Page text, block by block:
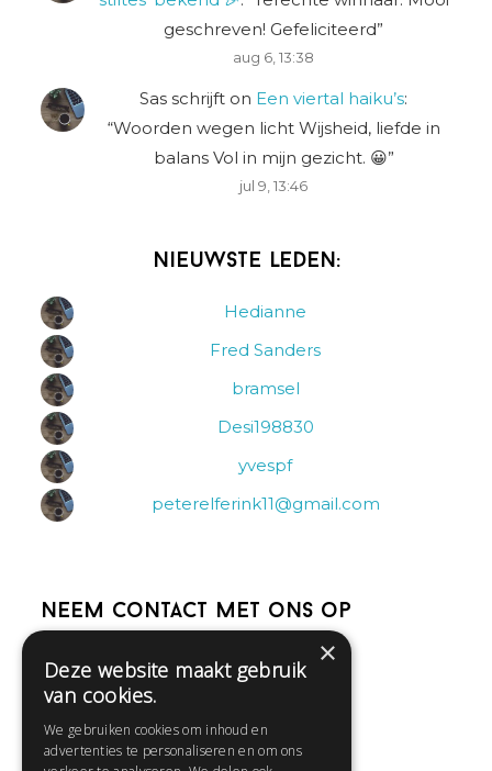
geschreven! Gefeliciteerd”
aug 6, 13:38
Sas schrijft on Een viertal haiku’s:
“Woorden wegen licht Wijsheid, liefde in
balans Vol in mijn gezicht. 😀”
jul 9, 13:46
Nieuwste leden:
Hedianne
Fred Sanders
bramsel
Desi198830
yvespf
peterelferink11@gmail.com
Neem contact met ons op
Help
Contact
Huisregels
×
Deze website maakt gebruik
van cookies.
We gebruiken cookies om inhoud en
advertenties te personaliseren en om ons